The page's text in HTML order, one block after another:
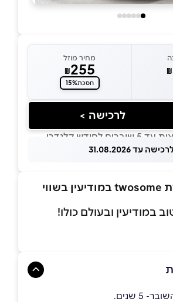
₪
מחיר מוזל
₪255
חסכת15%
לרכישה >
לחודש קלנדרי
עד 31.08.2026
שובר למסעדת twosome במודיעין בשווי
במודיעין ובעולם כולו!
5 שנים.